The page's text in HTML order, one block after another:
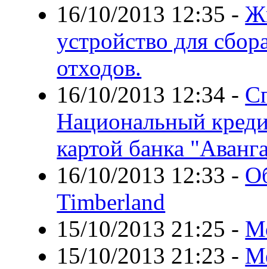
16/10/2013 12:35 -
устройство для
отходов.
16/10/2013 12:34 -
Национальный
картой банка
16/10/2013 12:33 -
Timberland
15/10/2013 21:25 -
15/10/2013 21:23 -